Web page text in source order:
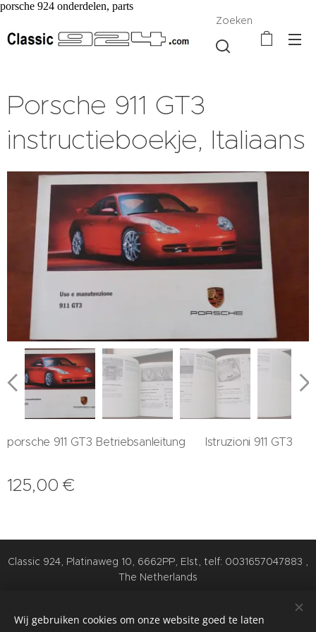
porsche 924 onderdelen, parts
Zoeken
Porsche 911 GT3
instructieboekje, Italiaans
porsche 911 GT3 Betriebsanleitung Istruzioni 911 GT3
125,00 €
Classic 924, Platinaweg 10, 6662PP, Elst, telf: 0031657047883 ,
The Netherlands
Wij gebruiken cookies om onze website goed te laten